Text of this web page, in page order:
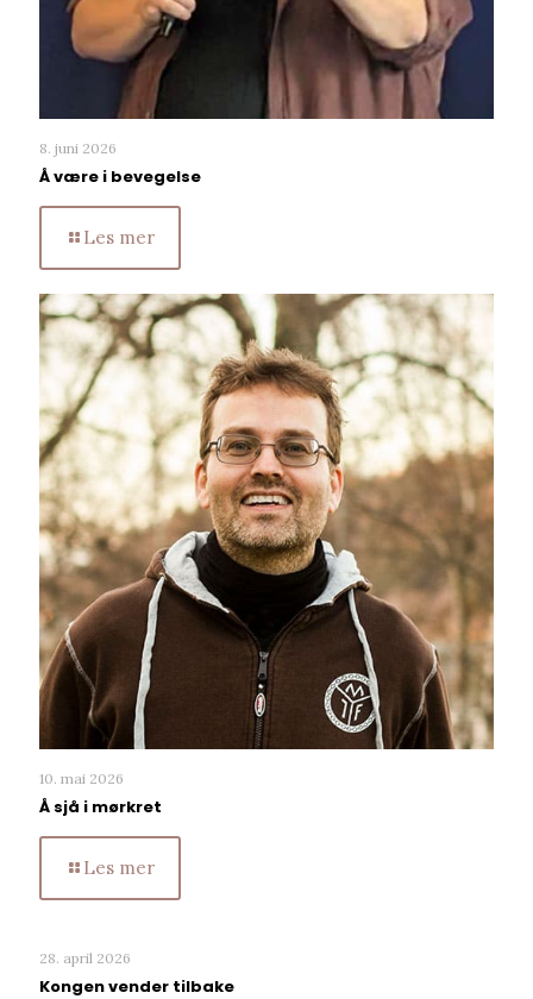
8. juni 2026
Å være i bevegelse
Les mer
10. mai 2026
Å sjå i mørkret
Les mer
28. april 2026
Kongen vender tilbake